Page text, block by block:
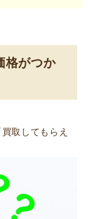
格がつか
取してもらえ